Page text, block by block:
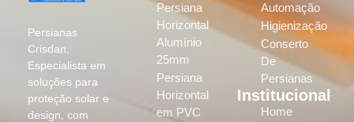
Persianas
Crisdan,
Especialista em
soluções para
proteção solar e
design, com
Persiana
Horizontal
Alumínio
25mm
Persiana
Horizontal
em PVC
Automação
Higienização
Conserto
De
Persianas
Institucional
Home